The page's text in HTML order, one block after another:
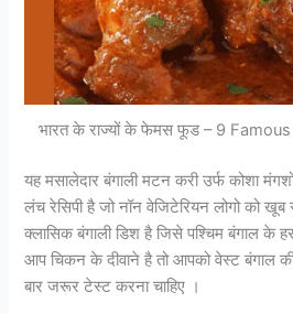
भारत के राज्यों के फेमस फूड – 9
यह मसालेदार बंगाली मटन करी उर्फ कोशा
लंच रेसिपी है जो नॉन वेजिटेरियन लोगो को
क्लासिक बंगाली डिश है जिसे पश्चिम बंगाल के
आप चिकन के दीवाने है तो आपको वेस्ट बंगाल
बार जरूर टेस्ट करना चाहिए ।